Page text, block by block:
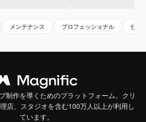
メンテナンス プロフェッショナル 仕事
制作を導くためのプラットフォーム。クリ
店、スタジオを含む100万人以上が利用し
ています。